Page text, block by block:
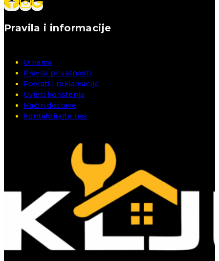
Pravila i informacije
O nama
Pravila privatnosti
Povrati i reklamacije
Uvjeti korištenja
Način dostave
Kontaktirajte nas